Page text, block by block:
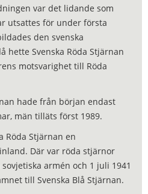
var det lidande som
utsattes för under första
den svenska
hette Svenska Röda Stjärnan
motsvarighet till Röda
hade från början endast
män tilläts först 1989.
Röda Stjärnan en
Där var röda stjärnor
armén och 1 juli 1941
till Svenska Blå Stjärnan.